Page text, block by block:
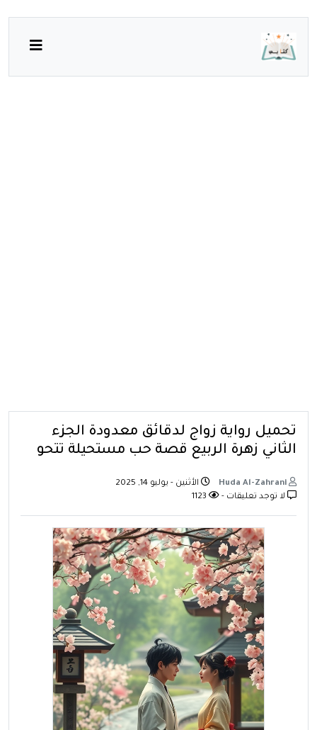
تحميل رواية زواج لدقائق معدودة الجزء
الثاني زهرة الربيع قصة حب مستحيلة تتحو
الأثنين - يوليو 14, 2025
لا توجد تعليقات -